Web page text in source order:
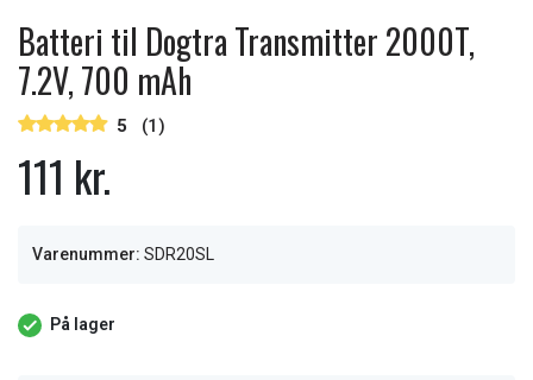
Batteri til Dogtra Transmitter 2000T,
7.2V, 700 mAh
5 (1)
111 kr.
Varenummer: SDR20SL
På lager